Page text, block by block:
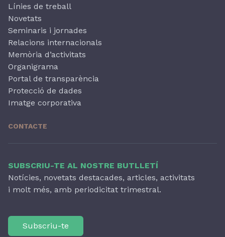
Línies de treball
Novetats
Seminaris i jornades
Relacions internacionals
Memòria d’activitats
Organigrama
Portal de transparència
Protecció de dades
Imatge corporativa
CONTACTE
SUBSCRIU-TE AL NOSTRE BUTLLETÍ
Notícies, novetats destacades, articles, activitats
i molt més, amb periodicitat trimestral.
Subscriu-te